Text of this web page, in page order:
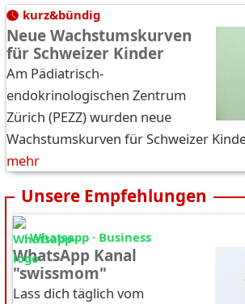
kurz&bündig
Neue Wachstumskurven
für Schweizer Kinder
Am Pädiatrisch-
endokrinologischen Zentrum
Zürich (PEZZ) wurden neue
Wachstumskurven für Schweizer
mehr
Unsere Empfehlungen
Whatsapp · Business
WhatsApp Kanal
"swissmom"
Lass dich täglich vom